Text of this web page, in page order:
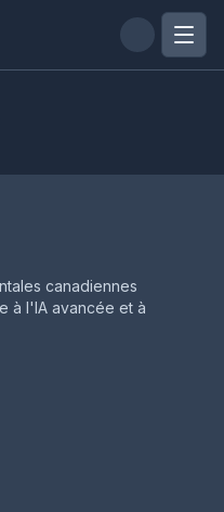
canadiennes
à l'IA avancée et à